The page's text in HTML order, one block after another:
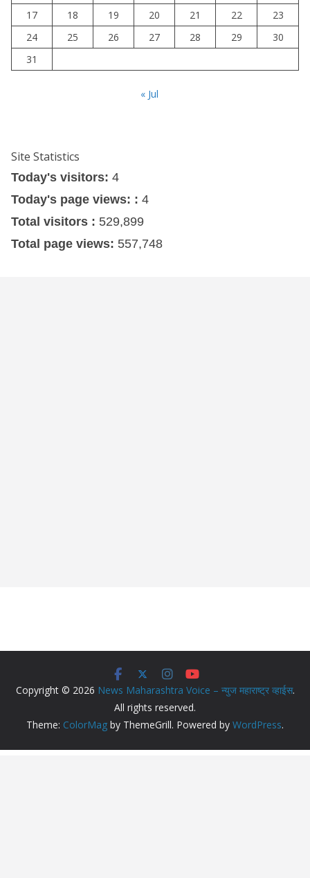
17
18 19 20 21 22
23
24
25 26 27 28 29
30
31
« Jul
Site Statistics
Today's visitors: 4
Today's page views: : 4
Total visitors : 529,899
Total page views: 557,748
Copyright © 2026 News Maharashtra Voice – न्युज महाराष्ट्र व्हाईस.
All rights reserved.
Theme: ColorMag by ThemeGrill. Powered by WordPress.